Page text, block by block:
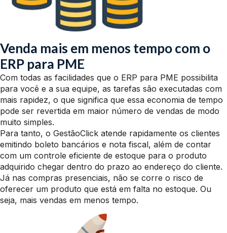
Venda mais em menos tempo com o
ERP para PME
Com todas as facilidades que o ERP para PME possibilita
para você e a sua equipe, as tarefas são executadas com
mais rapidez, o que significa que essa economia de tempo
pode ser revertida em maior número de vendas de modo
muito simples.
Para tanto, o GestãoClick atende rapidamente os clientes
emitindo boleto bancários e nota fiscal, além de contar
com um controle eficiente de estoque para o produto
adquirido chegar dentro do prazo ao endereço do cliente.
Já nas compras presenciais, não se corre o risco de
oferecer um produto que está em falta no estoque. Ou
seja, mais vendas em menos tempo.